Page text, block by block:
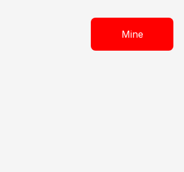
Mine